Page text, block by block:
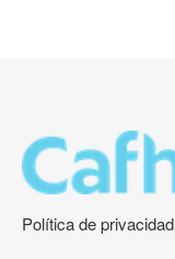
Política de privacidad